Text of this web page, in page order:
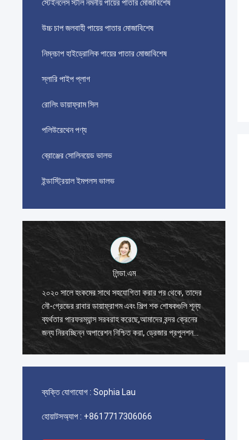
স্টেইনলেস স্টীল নমনীয় পায়ের পাতার মোজাবিশেষ
উচ্চ চাপ জলবাহী পায়ের পাতার মোজাবিশেষ
নিম্নচাপ হাইড্রোলিক পায়ের পাতার মোজাবিশেষ
স্লারি পাইপ প্লাগ
রোলিং ডায়াফ্রাম সিল
পলিউরেথেন পণ্য
ব্রোঞ্জের সোলিনয়েড ভালভ
ইন্ডাস্ট্রিয়াল ইমপলস ভালভ
লিন্ডা.এম
২০২০ সালে হংকমের সাথে সহযোগিতা করার পর থেকে, তাদের
নৌ-গ্রেডের রাবার ডায়াফ্রাগম এবং শিল্প শক শোষকগুলি শূন্য
ব্যর্থতার পারফরম্যান্স সরবরাহ করেছে,আমাদের বন্দর ক্রেনের
জন্য নিরবচ্ছিন্ন অপারেশন নিশ্চিত করা, ড্রেজার প্রপুলশন
সিস্টেম, এবং এলএনজি ক্যারিয়ার সরঞ্জাম।
ব্যক্তি যোগাযোগ : Sophia Lau
হোয়াটসঅ্যাপ : +8617717306066